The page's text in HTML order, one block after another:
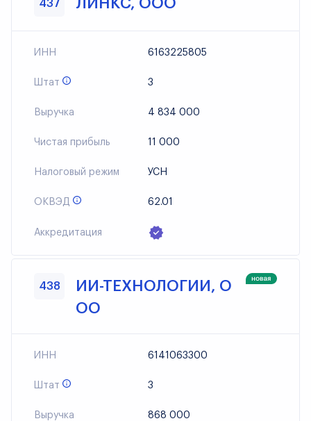
437 ЛИНКС, ООО
ИНН 6163225805
Штат 3
Выручка 4 834 000
Чистая прибыль 11 000
Налоговый режим УСН
ОКВЭД 62.01
Аккредитация
438
ИИ-ТЕХНОЛОГИИ, О
ОО
ИНН 6141063300
Штат 3
Выручка 868 000